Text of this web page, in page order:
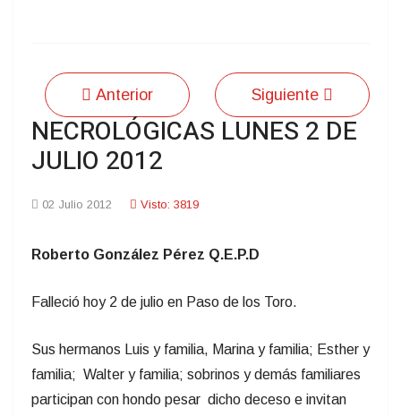
Anterior Siguiente
NECROLÓGICAS LUNES 2 DE
JULIO 2012
02 Julio 2012 Visto: 3819
Roberto González Pérez Q.E.P.D
Falleció hoy 2 de julio en Paso de los Toro.
Sus hermanos Luis y familia, Marina y familia; Esther y
familia; Walter y familia; sobrinos y demás familiares
participan con hondo pesar dicho deceso e invitan